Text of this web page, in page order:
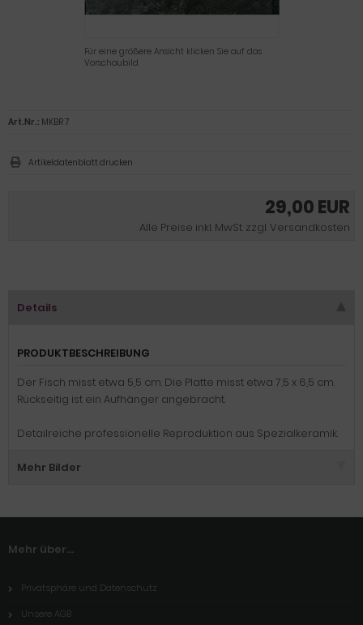
Für eine größere Ansicht klicken Sie auf das
Vorschaubild
29,00 EUR
Alle Preise inkl. MwSt. zzgl. Versandkosten
Art.Nr.: MKBR 7
Artikeldatenblatt drucken
Details
PRODUKTBESCHREIBUNG
Der Fisch misst etwa 5,5 cm. Die Platte misst etwa 7,5 x 6,5 cm.
Rückseitig ist ein Aufhänger angebracht.
Detailreiche professionelle Reproduktion aus Spezialkeramik.
Mehr Bilder
Mehr über...
Privatsphäre und Datenschutz
Unsere AGB